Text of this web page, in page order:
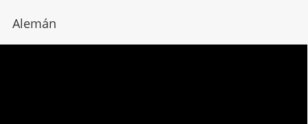
Alemán